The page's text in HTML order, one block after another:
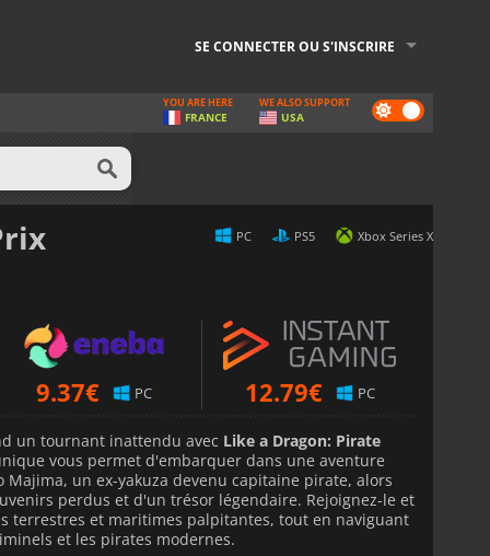
SE CONNECTER OU S'INSCRIRE
Dark
mode
YOU ARE HERE
FRANCE
WE ALSO SUPPORT
USA
PC PS5 Xbox Series X
9.37€ PC 12.79€ PC
un tournant inattendu avec Like a Dragon: Pirate
vous permet d'embarquer dans une aventure
Majima, un ex-yakuza devenu capitaine pirate, alors
perdus et d'un trésor légendaire. Rejoignez-le et
terrestres et maritimes palpitantes, tout en naviguant
et les pirates modernes.